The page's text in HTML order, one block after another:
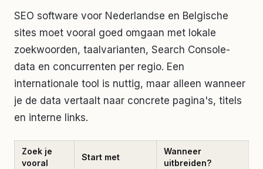
SEO software voor Nederlandse en Belgische
sites moet vooral goed omgaan met lokale
zoekwoorden, taalvarianten, Search Console-
data en concurrenten per regio. Een
internationale tool is nuttig, maar alleen wanneer
je de data vertaalt naar concrete pagina's, titels
en interne links.
Zoek je
vooral
Start met
Wanneer
uitbreiden?